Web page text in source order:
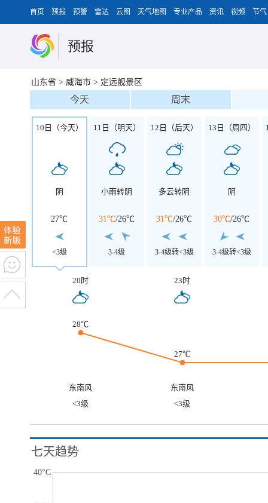
首页 预报 预警 雷达 云图 天气地图 专业产品 资讯 视频 节气
预报
山东省 > 威海市 > 定远舰景区
今天 周末
10日（今天）
阴
27℃
<3级
11日（明天）
小雨转阴
31℃/26℃
3-4级
12日（后天）
多云转阴
31℃/26℃
3-4级转<3级
13日（周四）
阴
30℃/26℃
3-4级转<3级
20时 23时
28℃
27℃
东南风
东南风
<3级
<3级
七天趋势
40°C